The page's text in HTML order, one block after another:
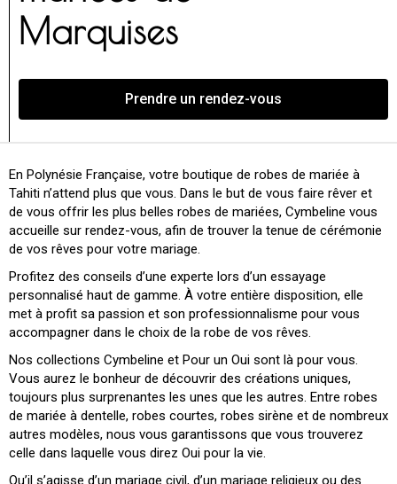
de vous offrir les plus belles robes de mariées, Cymbeline vous
accueille sur rendez-vous, afin de trouver la tenue de cérémonie
de vos rêves pour votre mariage.
Profitez des conseils d’une experte lors d’un essayage
personnalisé haut de gamme. À votre entière disposition, elle
met à profit sa passion et son professionnalisme pour vous
accompagner dans le choix de la robe de vos rêves.
Nos collections Cymbeline et Pour un Oui sont là pour vous.
Vous aurez le bonheur de découvrir des créations uniques,
toujours plus surprenantes les unes que les autres. Entre robes
de mariée à dentelle, robes courtes, robes sirène et de nombreux
autres modèles, nous vous garantissons que vous trouverez
celle dans laquelle vous direz Oui pour la vie.
Qu’il s’agisse d’un mariage civil, d’un mariage religieux ou des
deux, nous disposons également d’une collection destinée à vos
demoiselles et enfants d’honneur pour un cortège toujours plus